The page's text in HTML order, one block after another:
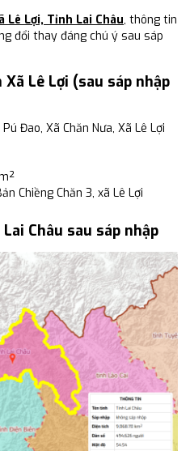
Lê Lợi, Tỉnh Lai Châu, thông tin
đổi thay đáng chú ý sau sáp
Lê Lợi (sau sáp nhập
Đao, Xã Chăn Nưa, Xã Lê Lợi
Chiềng Chăn 3, xã Lê Lợi
Châu sau sáp nhập